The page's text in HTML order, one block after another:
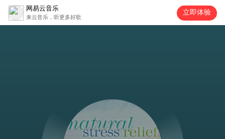
网易云音乐
来云音乐，听更多好歌
立即体验